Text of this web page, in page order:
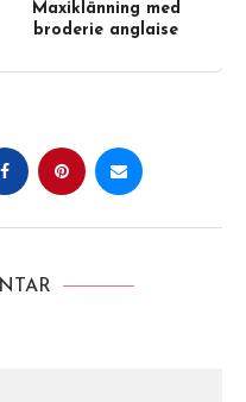
Maxiklänning med
broderie anglaise